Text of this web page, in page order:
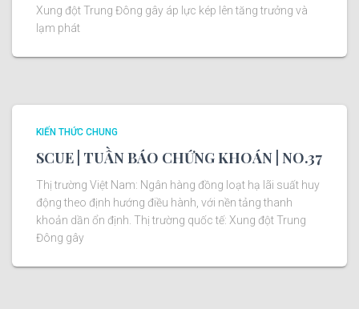
Xung đột Trung Đông gây áp lực kép lên tăng trưởng và
lạm phát
KIẾN THỨC CHUNG
SCUE | TUẦN BÁO CHỨNG KHOÁN | NO.37
Thị trường Việt Nam: Ngân hàng đồng loạt hạ lãi suất huy
động theo định hướng điều hành, với nền tảng thanh
khoản dần ổn định. Thị trường quốc tế: Xung đột Trung
Đông gây